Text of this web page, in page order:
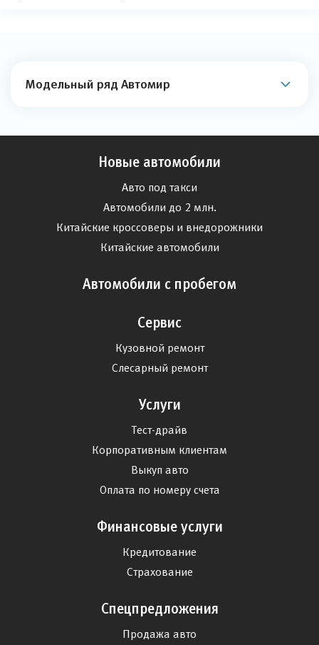
Модельный ряд Автомир
Новые автомобили
Авто под такси
Автомобили до 2 млн.
Китайские кроссоверы и внедорожники
Китайские автомобили
Автомобили с пробегом
Сервис
Кузовной ремонт
Слесарный ремонт
Услуги
Тест-драйв
Корпоративным клиентам
Выкуп авто
Оплата по номеру счета
Финансовые услуги
Кредитование
Страхование
Спецпредложения
Продажа авто